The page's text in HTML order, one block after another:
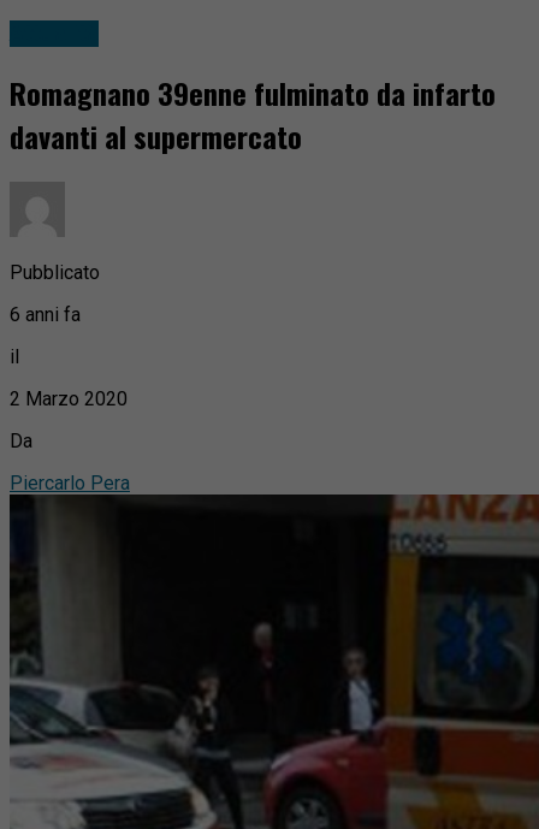
Romagnano 39enne fulminato da infarto
davanti al supermercato
Pubblicato
6 anni fa
il
2 Marzo 2020
Da
Piercarlo Pera